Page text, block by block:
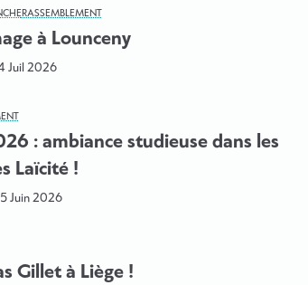
RASSEMBLEMENT
à Lounceny
Juil 2026
: ambiance studieuse dans les
Laïcité !
Juin 2026
Gillet à Liège !